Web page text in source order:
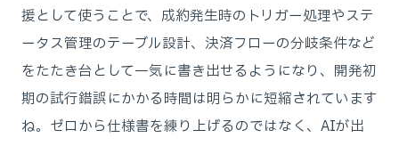
援として使うことで、成約発生時のトリガー処理やステ
ータス管理のテーブル設計、決済フローの分岐条件など
をたたき台として一気に書き出せるようになり、開発初
期の試行錯誤にかかる時間は明らかに短縮されています
ね。ゼロから仕様書を練り上げるのではなく、AIが出